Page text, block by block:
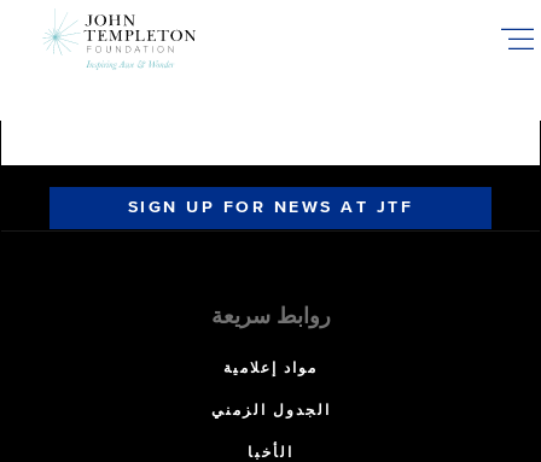
SIGN UP FOR NEWS AT JTF
روابط سريعة
مواد إعلامية
الجدول الزمني
الأخبا